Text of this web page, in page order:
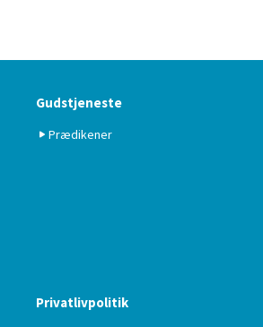
Gudstjeneste
Prædikener
Privatlivpolitik